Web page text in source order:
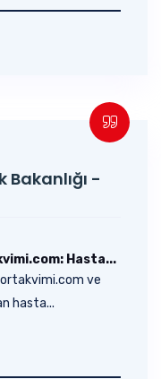
Bakanlığı -
Hasta...
ve
hasta...